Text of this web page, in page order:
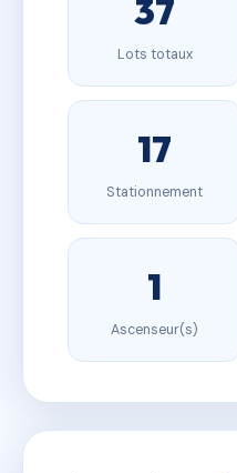
37
Lots totaux
17
Stationnement
1
Ascenseur(s)